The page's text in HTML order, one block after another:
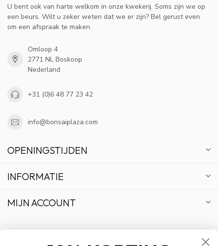
U bent ook van harte welkom in onze kwekerij. Soms zijn we op
een beurs. Wilt u zeker weten dat we er zijn? Bel gerust even
om een afspraak te maken.
Omloop 4
2771 NL Boskoop
Nederland
+31 (0)6 48 77 23 42
info@bonsaiplaza.com
OPENINGSTIJDEN
INFORMATIE
MIJN ACCOUNT